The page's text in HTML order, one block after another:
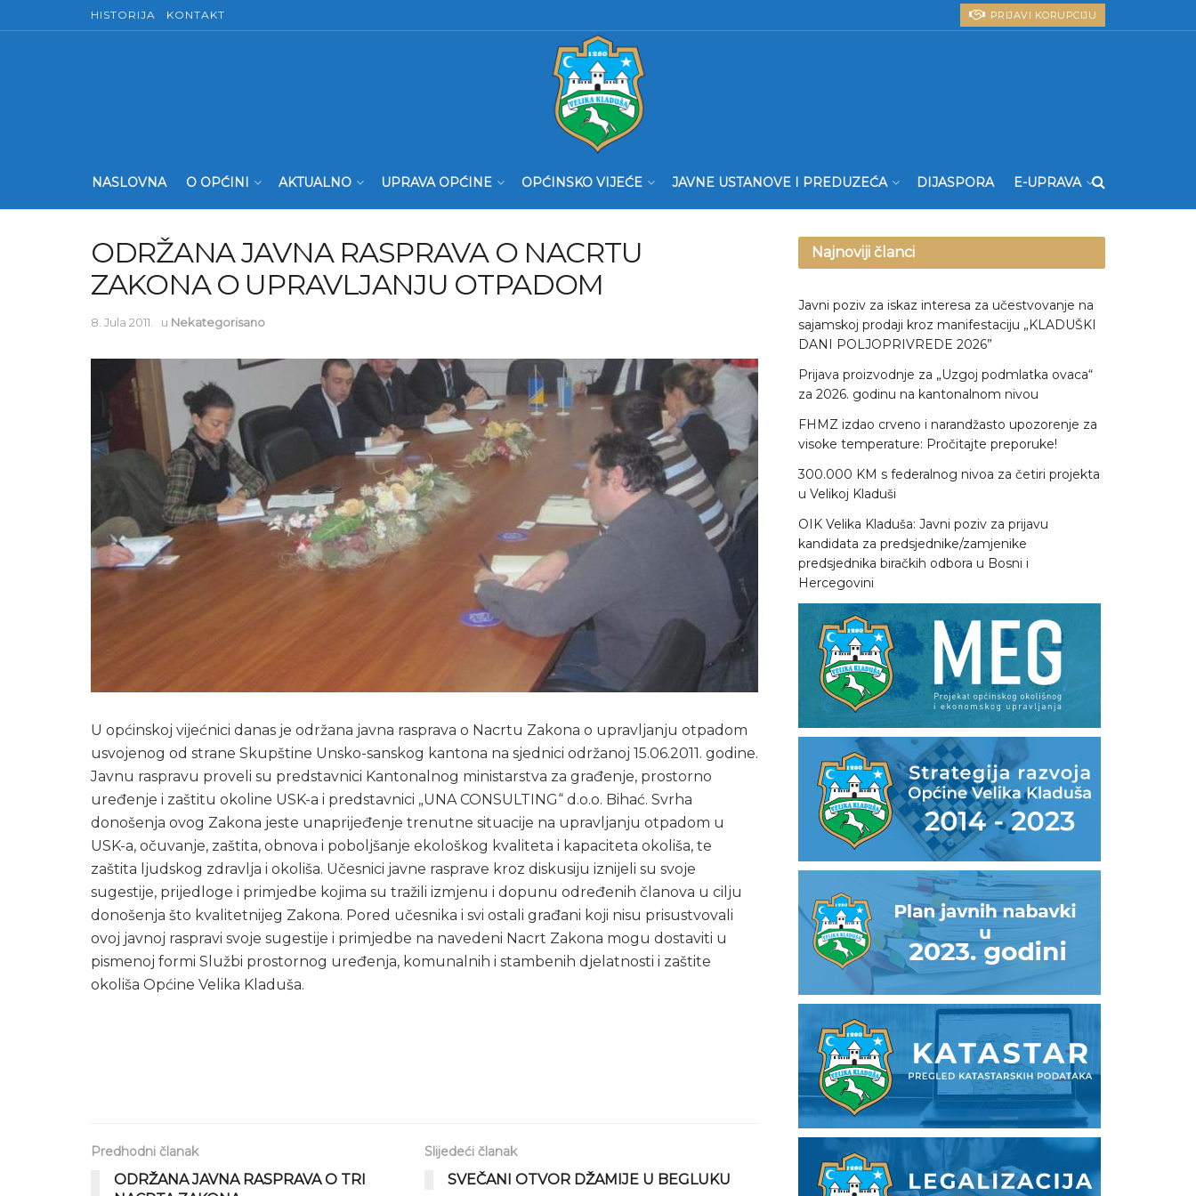
HISTORIJA KONTAKT PRIJAVI KORUPCIJU
NASLOVNA O OPĆINI AKTUALNO UPRAVA OPĆINE OPĆINSKO VIJEĆE JAVNE USTANOVE I PREDUZEĆA DIJASPORA E-UPRAVA
ODRŽANA JAVNA RASPRAVA O NACRTU
ZAKONA O UPRAVLJANJU OTPADOM
8. Jula 2011. u Nekategorisano
U općinskoj vijećnici danas je održana javna rasprava o Nacrtu Zakona o upravljanju otpadom
usvojenog od strane Skupštine Unsko-sanskog kantona na sjednici održanoj 15.06.2011. godine.
Javnu raspravu proveli su predstavnici Kantonalnog ministarstva za građenje, prostorno
uređenje i zaštitu okoline USK-a i predstavnici „UNA CONSULTING“ d.o.o. Bihać. Svrha
donošenja ovog Zakona jeste unaprijeđenje trenutne situacije na upravljanju otpadom u
USK-a, očuvanje, zaštita, obnova i poboljšanje ekološkog kvaliteta i kapaciteta okoliša, te
zaštita ljudskog zdravlja i okoliša. Učesnici javne rasprave kroz diskusiju iznijeli su svoje
sugestije, prijedloge i primjedbe kojima su tražili izmjenu i dopunu određenih članova u cilju
donošenja što kvalitetnijeg Zakona. Pored učesnika i svi ostali građani koji nisu prisustvovali
ovoj javnoj raspravi svoje sugestije i primjedbe na navedeni Nacrt Zakona mogu dostaviti u
pismenoj formi Službi prostornog uređenja, komunalnih i stambenih djelatnosti i zaštite
okoliša Općine Velika Kladuša.
Predhodni članak
ODRŽANA JAVNA RASPRAVA O TRI
Slijedeći članak
SVEČANI OTVOR DŽAMIJE U BEGLUKU
Najnoviji članci
Javni poziv za iskaz interesa za učestvovanje na
sajamskoj prodaji kroz manifestaciju „KLADUŠKI
DANI POLJOPRIVREDE 2026”
Prijava proizvodnje za „Uzgoj podmlatka ovaca“
za 2026. godinu na kantonalnom nivou
FHMZ izdao crveno i narandžasto upozorenje za
visoke temperature: Pročitajte preporuke!
300.000 KM s federalnog nivoa za četiri projekta
u Velikoj Kladuši
OIK Velika Kladuša: Javni poziv za prijavu
kandidata za predsjednike/zamjenike
predsjednika biračkih odbora u Bosni i
Hercegovini